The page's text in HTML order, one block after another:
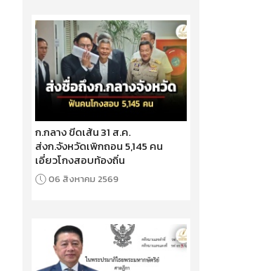
ก.กลาง ขีดเส้น 31 ส.ค.
ส่งก.จังหวัดเพิกถอน 5,145 คน
เอี่ยวโกงสอบท้องถิ่น
06 สิงหาคม 2569